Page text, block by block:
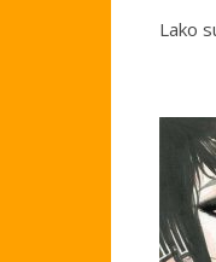
Lako